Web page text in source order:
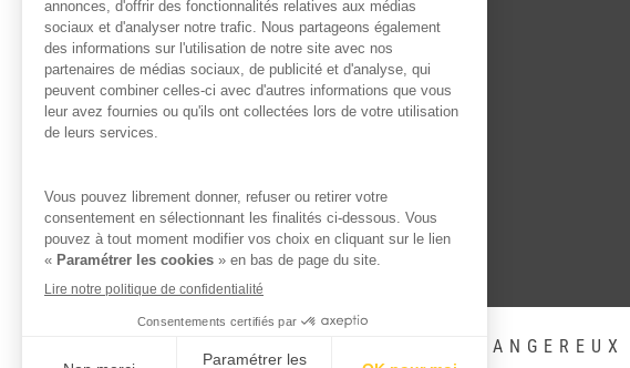
L’ABUS D’ALCOOL EST